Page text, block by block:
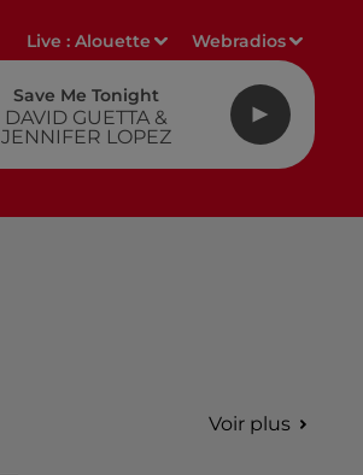
Live :Alouette Webradios
Save Me Tonight
DAVID GUETTA &
JENNIFER LOPEZ
Voir plus